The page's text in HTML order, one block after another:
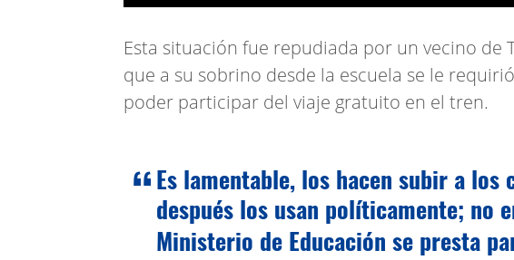
Esta situación fue repudiada por un vecino de
que a su sobrino desde la escuela se le
poder participar del viaje gratuito en el tren.
Es lamentable, los hacen subir a los
después los usan políticamente; no
Ministerio de Educación se presta